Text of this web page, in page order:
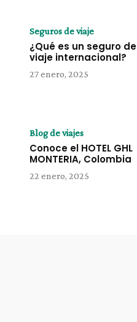
Seguros de viaje
¿Qué es un seguro de
viaje internacional?
27 enero, 2025
Blog de viajes
Conoce el HOTEL GHL
MONTERIA, Colombia
22 enero, 2025